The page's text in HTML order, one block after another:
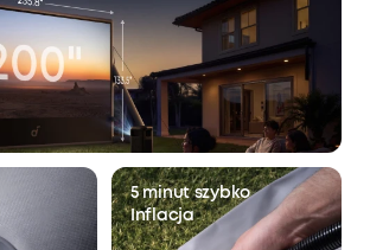
5 minut szybko
Inflacja